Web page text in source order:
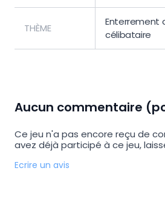
THÈME
Enterrement
célibataire
Aucun commentaire
Ce jeu n'a pas encore reçu de
avez déjà participé à ce jeu,
Ecrire un avis